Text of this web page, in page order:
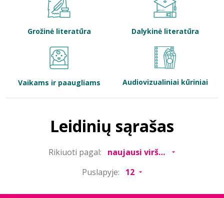
Bibliotekoms
Grožinė literatūra Dalykinė literatūra
Vaikams ir paaugliams Audiovizualiniai kūriniai
Leidinių sąrašas
Rikiuoti pagal:
Puslapyje: